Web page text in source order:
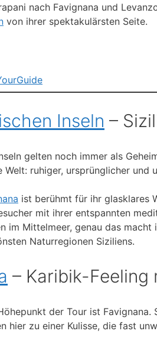
nach Favignana und
von ihrer spektakulärsten Seite.
Inseln –
gelten noch immer als
Welt: ruhiger, ursprünglicher und
ist berühmt für ihr glasklares
mit ihrer entspannten
im Mittelmeer, genau das
Naturregionen Siziliens.
– Karibik-Feeling
der Tour ist
hier zu einer Kulisse, die fast